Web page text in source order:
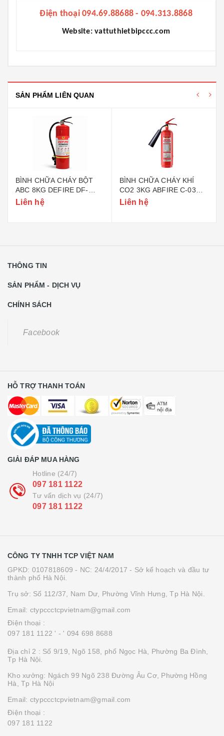
Điện thoại 094.69.88688 - 094.313.8868
Website: vattuthietbipccc.com
SẢN PHẨM LIÊN QUAN
BÌNH CHỮA CHÁY BỘT
ABC 8KG DEFIRE DF-
ABC8 (BỘ CÔNG AN)
Liên hệ
BÌNH CHỮA CHÁY KHÍ
CO2 3KG ABFIRE C-03
(TEM BỘ CÔNG AN)
Liên hệ
THÔNG TIN
SẢN PHẨM - DỊCH VỤ
CHÍNH SÁCH
Facebook
HỖ TRỢ THANH TOÁN
GIẢI ĐÁP MUA HÀNG
Hotline (24/7)
097 181 1122
Tư vấn dịch vụ (24/7)
097 181 1122
CÔNG TY TNHH TCP VIỆT NAM
GPKD: 0107818609 - NC: 24/4/2017 - Sở kế hoạch và đầu tư
thành phố Hà Nội.
Trụ sở: Số 112/37, Nam Dư, Phường Vĩnh Hưng, Tp Hà Nội.
Email: ctypccctcpvietnam@gmail.com
Điện thoại :
097 181 1122 ' - ' 094 698 8688
Địa chỉ 2 : Số 9/19, Ngõ 158, phố Ngọc Hà, Phường Ba Đình,
Tp Hà Nội.
Kho xưởng: Ngách 99 Ngõ 238 Đường Âu Cơ, Phường Hồng
Hà, Tp Hà Nội
Email: ctypccctcpvietnam@gmail.com
Điện thoại :
097 181 1122